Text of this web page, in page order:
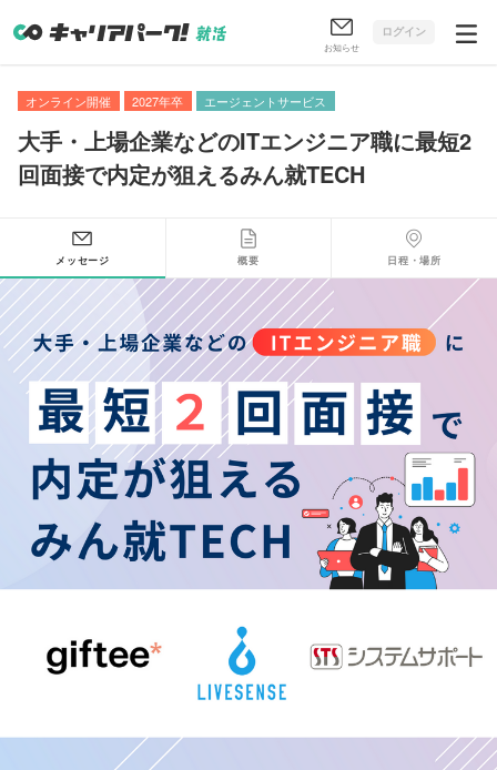
お知らせ
ログイン
オンライン開催 2027年卒 エージェントサービス
大手・上場企業などのITエンジニア職に最短2
回面接で内定が狙えるみん就TECH
メッセージ 概要 日程・場所